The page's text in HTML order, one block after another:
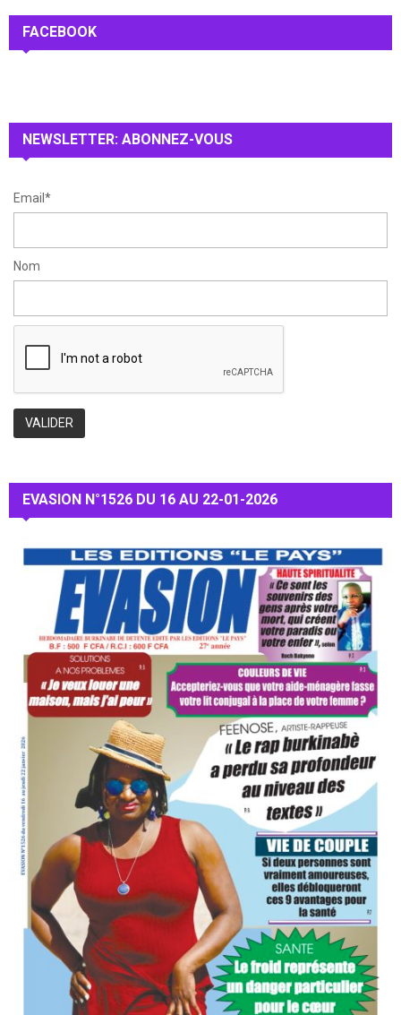
:
FACEBOOK
NEWSLETTER: ABONNEZ-VOUS
Email*
Nom
EVASION N°1526 DU 16 AU 22-01-2026